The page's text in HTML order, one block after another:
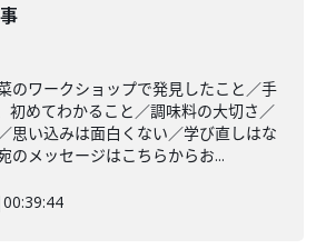
事
のワークショップで発見したこと／手
初めてわかること／調味料の大切さ／
思い込みは面白くない／学び直しはな
のメッセージはこちらからお...
00:39:44